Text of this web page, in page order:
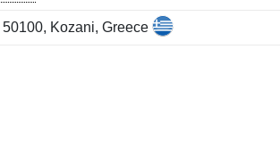
Kozani, Greece